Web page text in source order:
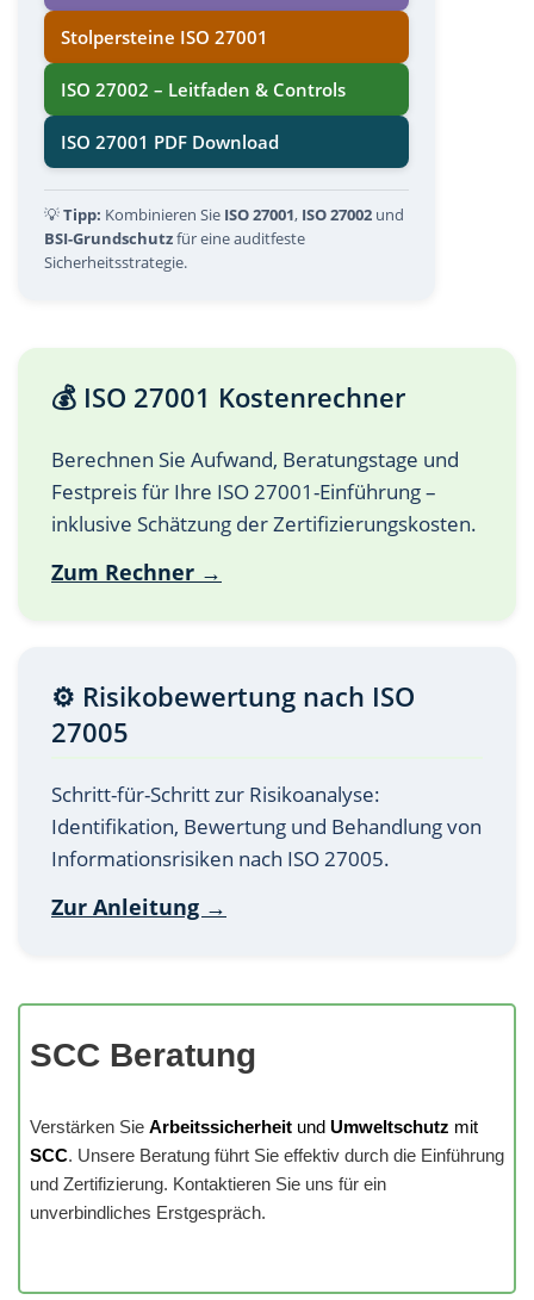
Stolpersteine ISO 27001
ISO 27002 – Leitfaden & Controls
ISO 27001 PDF Download
💡Tipp: Kombinieren Sie ISO 27001, ISO 27002 und
BSI-Grundschutzfür eine auditfeste
Sicherheitsstrategie.
💰 ISO 27001 Kostenrechner
Berechnen Sie Aufwand, Beratungstage und
Festpreis für Ihre ISO 27001-Einführung –
inklusive Schätzung der Zertifizierungskosten.
Zum Rechner →
⚙️ Risikobewertung nach ISO
27005
Schritt-für-Schritt zur Risikoanalyse:
Identifikation, Bewertung und Behandlung von
Informationsrisiken nach ISO 27005.
Zur Anleitung →
SCC Beratung
Verstärken Sie Arbeitssicherheit und Umweltschutz mit
SCC. Unsere Beratung führt Sie effektiv durch die Einführung
und Zertifizierung. Kontaktieren Sie uns für ein
unverbindliches Erstgespräch.